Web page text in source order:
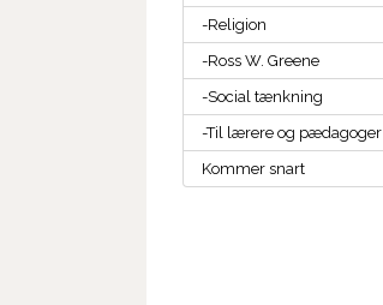
-Religion
-Ross W. Greene
-Social tænkning
-Til lærere og pædagoger
Kommer snart